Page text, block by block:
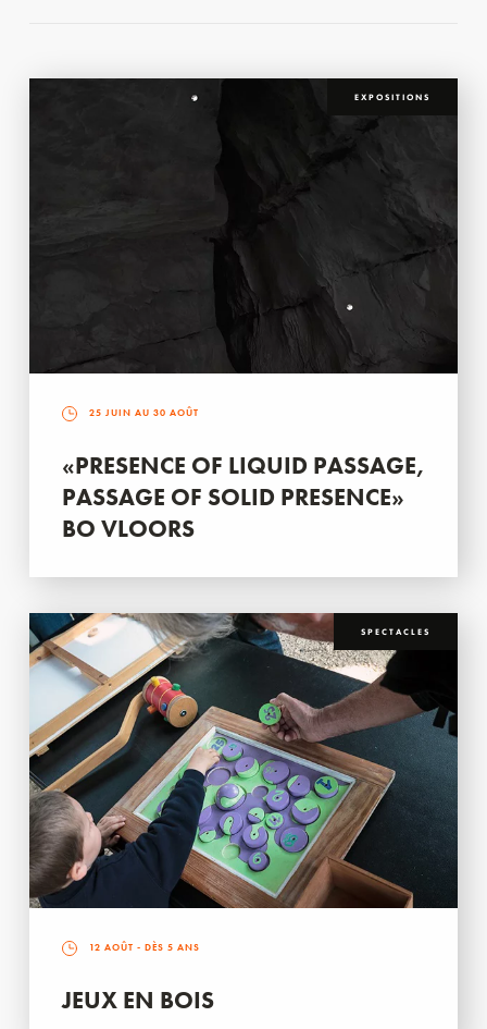
EXPOSITIONS
25 JUIN AU 30 AOÛT
«PRESENCE OF LIQUID PASSAGE,
PASSAGE OF SOLID PRESENCE»
BO VLOORS
SPECTACLES
12 AOÛT - DÈS 5 ANS
JEUX EN BOIS